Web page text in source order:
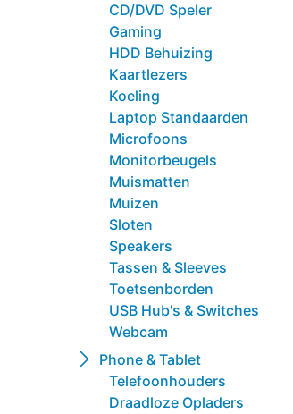
CD/DVD Speler
Gaming
HDD Behuizing
Kaartlezers
Koeling
Laptop Standaarden
Microfoons
Monitorbeugels
Muismatten
Muizen
Sloten
Speakers
Tassen & Sleeves
Toetsenborden
USB Hub's & Switches
Webcam
Phone & Tablet
Telefoonhouders
Draadloze Opladers